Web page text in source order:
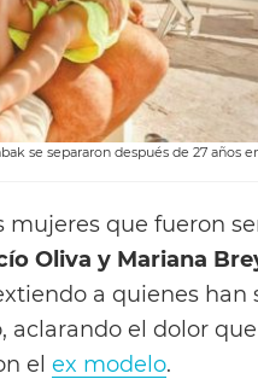
se separaron después de 27 años
que fueron
Oliva y Mariana
a quienes han
aclarando el dolor
el ex modelo.